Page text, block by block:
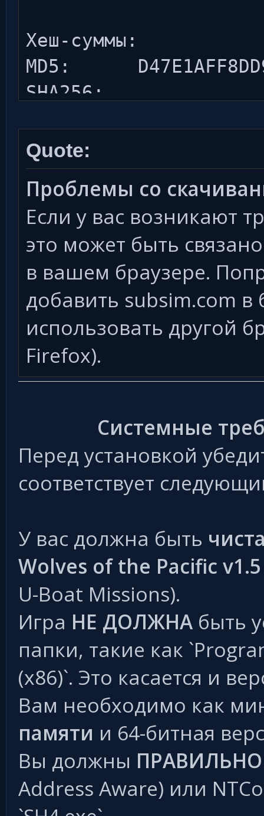
Хеш-суммы:
MD5:
SHA256:
BD2EF9EF342BF3B053
Quote:
Проблемы со
Если у вас возникают
это может быть
в вашем браузере.
добавить subsim.com
использовать другой
Firefox).
Системные
Перед установкой
соответствует
У вас должна быть
Wolves of the Pacific v1.5
U-Boat Missions).
Игра НЕ ДОЛЖНА быть
папки, такие как
(x86)`. Это касается и
Вам необходимо как
памяти и 64-битная
Вы должны ПРАВИЛЬНО
Address Aware) или